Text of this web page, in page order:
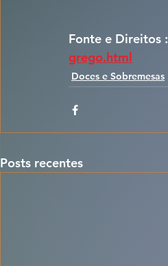
Fonte e Direitos :
grego.html
Doces e Sobremesas
Posts recentes